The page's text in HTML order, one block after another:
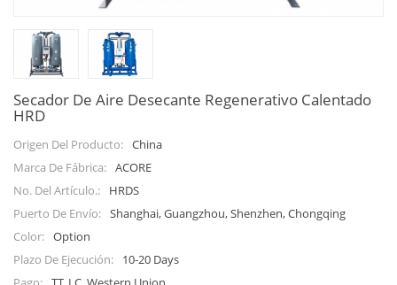
Secador De Aire Desecante Regenerativo Calentado
HRD
Origen Del Producto: China
Marca De Fábrica: ACORE
No. Del Artículo.:
HRDS
Puerto De Envío: Shanghai, Guangzhou, Shenzhen, Chongqing
Color: Option
Plazo De Ejecución:
10-20 Days